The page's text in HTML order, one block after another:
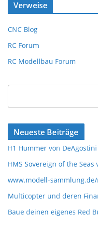
Verweise
CNC Blog
RC Forum
RC Modellbau Forum
Neueste Beiträge
H1 Hummer von DeAgostini
HMS Sovereign of the Seas
www.modell-
Multicopter und deren
Baue deinen eigenes Red